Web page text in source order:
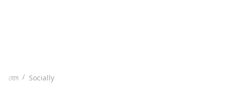
হোম Socially